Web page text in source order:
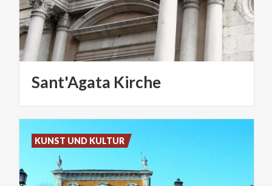
Sant'Agata Kirche
KUNST UND KULTUR